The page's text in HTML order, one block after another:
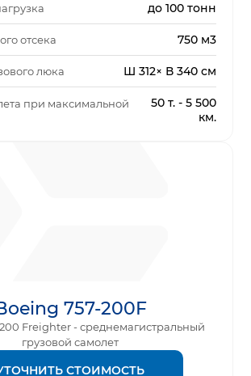
до 100 тонн
отсека 750 м3
люка Ш 312× В 340 см
при максимальной
50 т. - 5 500
км.
757-200F
Freighter - среднемагистральный
грузовой самолет
СТОИМОСТЬ